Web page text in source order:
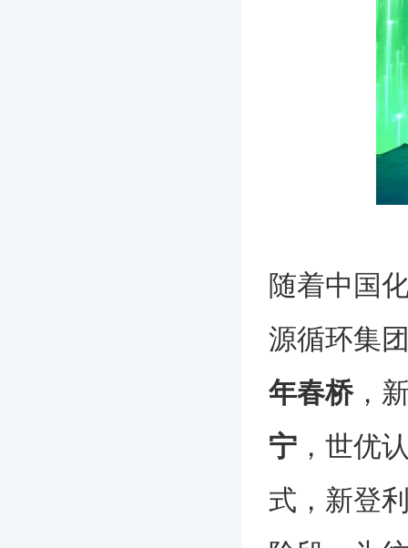
随着中国
源循环集
年春桥，
宁 ，世优
式，新登